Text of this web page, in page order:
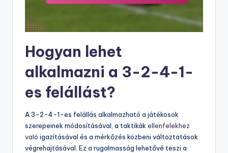
Hogyan lehet
alkalmazni a 3-2-4-1-
es felállást?
A 3-2-4-1-es felállás alkalmazható a játékosok
szerepeinek módosításával, a taktikák ellenfelekhez
való igazításával és a mérkőzés közbeni változtatások
végrehajtásával. Ez a rugalmasság lehetővé teszi a